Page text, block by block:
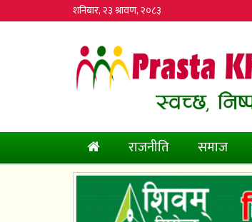
शनिबार, २३ श्रावण, २०८३
(current)
राजनीति समाज